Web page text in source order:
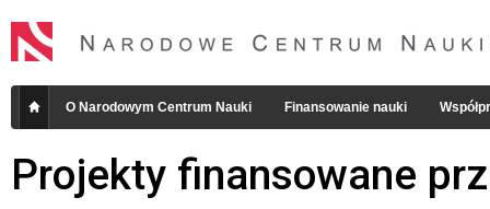
O Narodowym Centrum Nauki Finansowanie nauki
Projekty finansowane